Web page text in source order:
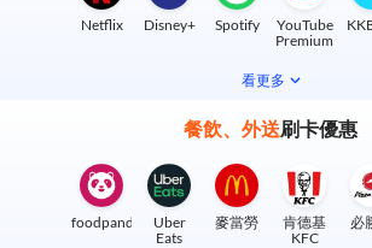
Netflix Disney+ Spotify
YouTube
Premium
看更多
餐飲、外送刷卡優惠
foodpanda
Uber
Eats
麥當勞
肯德基
KFC
必